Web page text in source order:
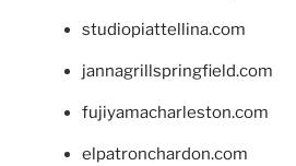
studiopiattellina.com
jannagrillspringfield.com
fujiyamacharleston.com
elpatronchardon.com